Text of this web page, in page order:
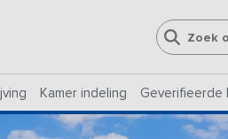
Kamer indeling Geverifieerde